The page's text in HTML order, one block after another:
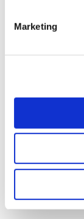
Marketing